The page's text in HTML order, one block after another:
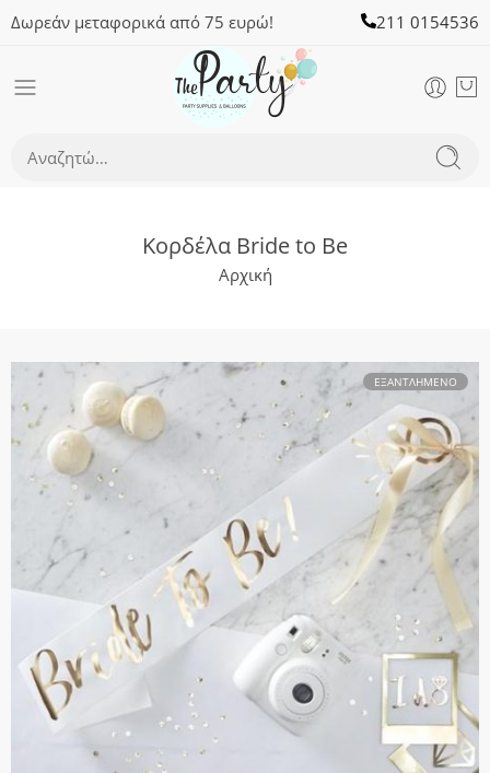
Δωρεάν μεταφορικά από 75 ευρώ! 211 0154536
Κορδέλα Bride to Be
Αρχική
ΕΞΑΝΤΛΗΜΈΝΟ